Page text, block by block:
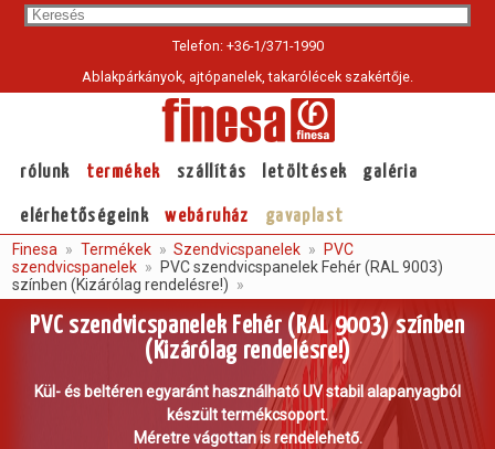
Telefon: +36-1/371-1990
Ablakpárkányok, ajtópanelek, takarólécek szakértője.
rólunk
page:
termékek szállítás letöltések galéria
elérhetőségeink webáruház gavaplast
Finesa Termékek Szendvicspanelek
PVC
szendvicspanelek
PVC szendvicspanelek Fehér (RAL 9003)
színben (Kizárólag rendelésre!)
PVC szendvicspanelek Fehér (RAL 9003) színben
(Kizárólag rendelésre!)
Kül- és beltéren egyaránt használható UV stabil alapanyagból
készült termékcsoport.
Méretre vágottan is rendelehető.